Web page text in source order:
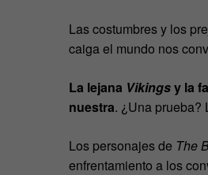
Las costumbres y los
caiga el mundo nos
La lejana Vikingsy la
nuestra. ¿Una prueba?
Los personajes de The
enfrentamiento a los